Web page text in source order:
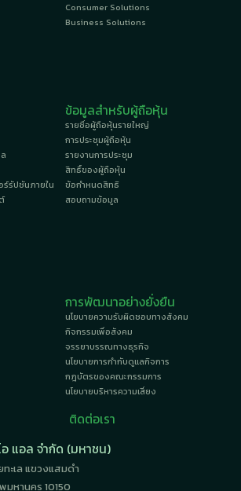
Consumer Solutions
Business Solutions
รัปชันภายใน
ข้อมูลสำหรับผู้ถือหุ้น
รายชื่อผู้ถือหุ้นรายใหญ่
การประชุมผู้ถือหุ้น
รายงานการประชุม
สิทธิ์ของผู้ถือหุ้น
ข้อกำหนดสิทธิ
สอบถามข้อมูล
การพัฒนาอย่างยั่งยืน
นโยบายความรับผิดชอบทางสังคม
กิจกรรมเพื่อสังคม
จรรยาบรรณทางธุรกิจ
นโยบายการกำกับดูแลกิจการ
กฎบัตรของคณะกรรมการ
นโยบายบริหารความเสี่ยง
ติดต่อเรา
แอล จำกัด (มหาชน)
ะเล แขวงแสมดำ
มหานคร 10150